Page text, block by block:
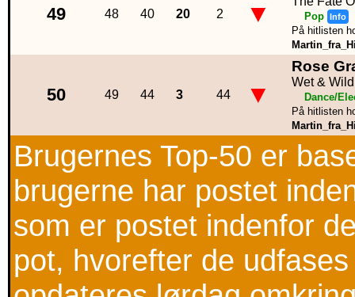
49 48 40 20 2 ▼ Pop Info
På hitlisten
50 49 44 3 44 ▼
Rose
Wet & Wild
Dance/
På hitlisten
Brugernes Top-50 er
brugerne har postet
som er postet indenfor
pot, hvorefter de